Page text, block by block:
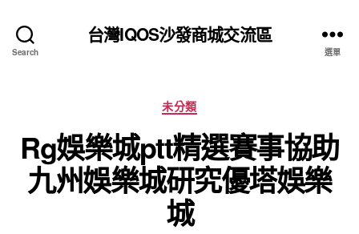
Search
台灣IQOS沙發商城交流區
選單
分
類
未分類
Rg娛樂城ptt精選賽事協助
九州娛樂城研究優塔娛樂
城